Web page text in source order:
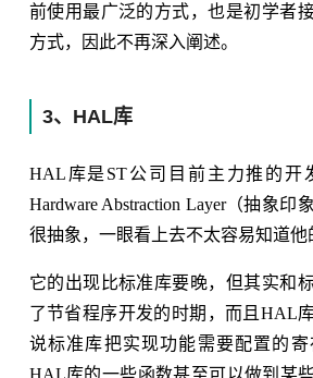
前使用最广泛的方式，也是初学者
方式，因此不再深入阐述。
3、HAL库
HAL库是ST公司目前主力推的开
Hardware Abstraction Layer（抽象印
很抽象，一眼看上去不太容易知道他
它的出现比标准库要晚，但其实和
了节省程序开发的时期，而且HAL
说标准库把实现功能需要配置的
HAL库的一些函数甚至可以做到某